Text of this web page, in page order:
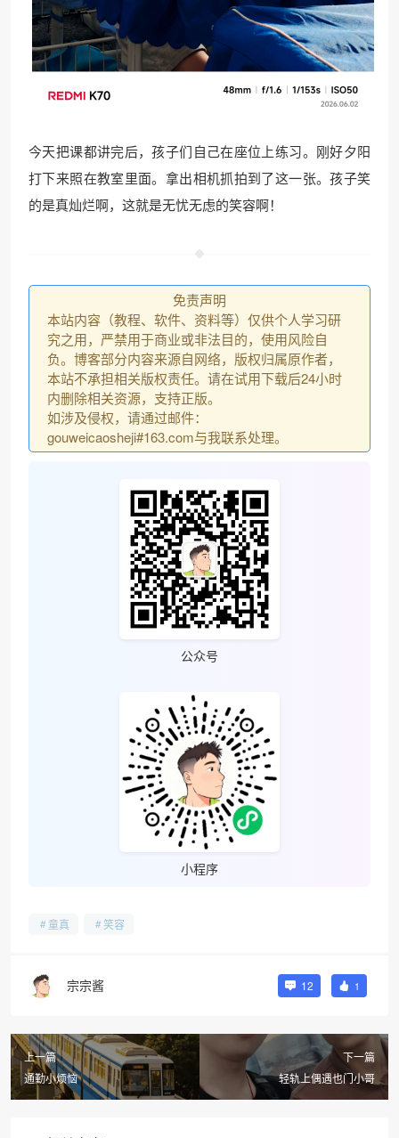
今天把课都讲完后，孩子们自己在座位上练习。刚好夕阳
打下来照在教室里面。拿出相机抓拍到了这一张。孩子笑
的是真灿烂啊，这就是无忧无虑的笑容啊！
免责声明
本站内容（教程、软件、资料等）仅供个人学习研
究之用，严禁用于商业或非法目的，使用风险自
负。博客部分内容来源自网络，版权归属原作者，
本站不承担相关版权责任。请在试用下载后24小时
内删除相关资源，支持正版。
如涉及侵权，请通过邮件：
gouweicaosheji#163.com与我联系处理。
公众号
小程序
童真 笑容
宗宗酱 12 1
上一篇
通勤小烦恼
下一篇
轻轨上偶遇也门小哥